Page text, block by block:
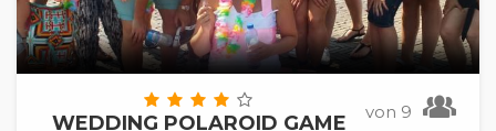
von 9
WEDDING POLAROID GAME